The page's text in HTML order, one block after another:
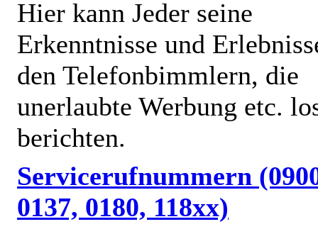
Hier kann Jeder seine
Erkenntnisse und
den Telefonbimmlern, die
unerlaubte Werbung etc.
berichten.
Servicerufnummern
0137, 0180, 118xx)